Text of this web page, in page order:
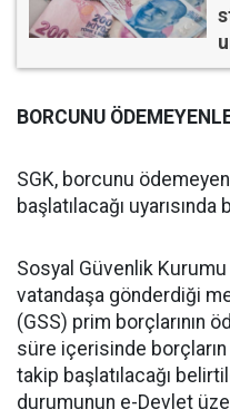
BORCUNU
SGK, borcunu
başlatılacağı uyarısında
Sosyal Güvenlik
vatandaşa gönderdiği
(GSS) prim borçlarının
süre içerisinde
takip başlatılacağı
durumunun e-Devlet